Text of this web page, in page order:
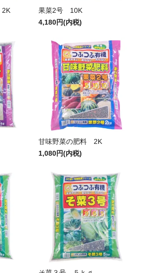
2K
果菜2号 10K
4,180円(内税)
甘味野菜の肥料 2K
1,080円(内税)